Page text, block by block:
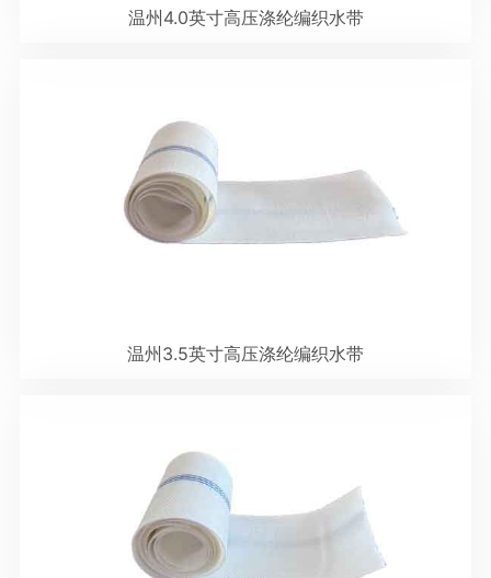
温州4.0英寸高压涤纶编织水带
温州3.5英寸高压涤纶编织水带